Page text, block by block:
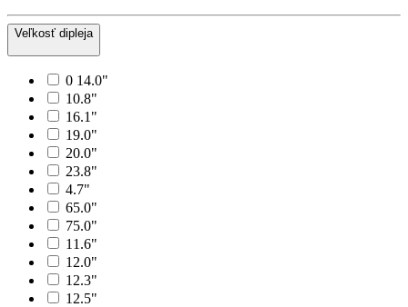
Veľkosť dipleja
0 14.0"
10.8"
16.1"
19.0"
20.0"
23.8"
4.7"
65.0"
75.0"
11.6"
12.0"
12.3"
12.5"